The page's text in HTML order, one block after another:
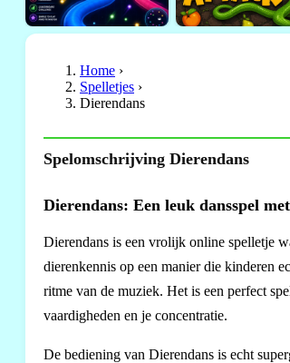
Home ›
Spelletjes ›
Dierendans
Spelomschrijving Dierendans
Dierendans: Een leuk dansspel
Dierendans is een vrolijk online spelletje
dierenkennis op een manier die kinderen
ritme van de muziek. Het is een perfect
vaardigheden en je concentratie.
De bediening van Dierendans is echt